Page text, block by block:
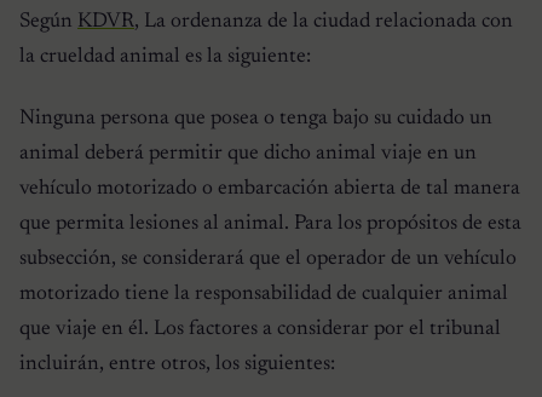
Según KDVR, La ordenanza de la ciudad relacionada con
la crueldad animal es la siguiente:
Ninguna persona que posea o tenga bajo su cuidado un
animal deberá permitir que dicho animal viaje en un
vehículo motorizado o embarcación abierta de tal manera
que permita lesiones al animal. Para los propósitos de esta
subsección, se considerará que el operador de un vehículo
motorizado tiene la responsabilidad de cualquier animal
que viaje en él. Los factores a considerar por el tribunal
incluirán, entre otros, los siguientes: